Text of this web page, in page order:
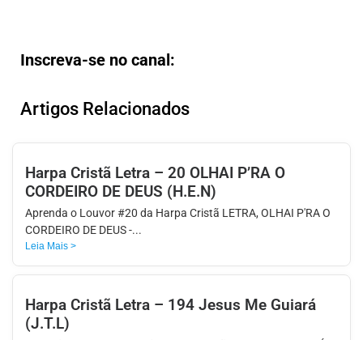
Inscreva-se no canal:
Artigos Relacionados
Harpa Cristã Letra – 20 OLHAI P’RA O
CORDEIRO DE DEUS (H.E.N)
Aprenda o Louvor #20 da Harpa Cristã LETRA, OLHAI P'RA O
CORDEIRO DE DEUS -...
Leia Mais >
Harpa Cristã Letra – 194 Jesus Me Guiará
(J.T.L)